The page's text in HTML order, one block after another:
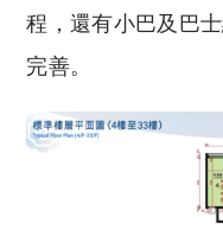
程，還有小巴及巴
完善。